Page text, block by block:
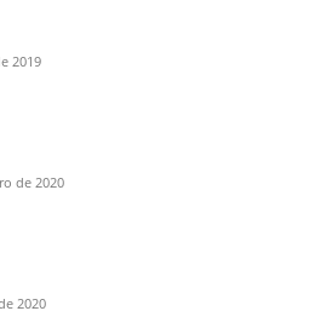
2019
de 2020
2020